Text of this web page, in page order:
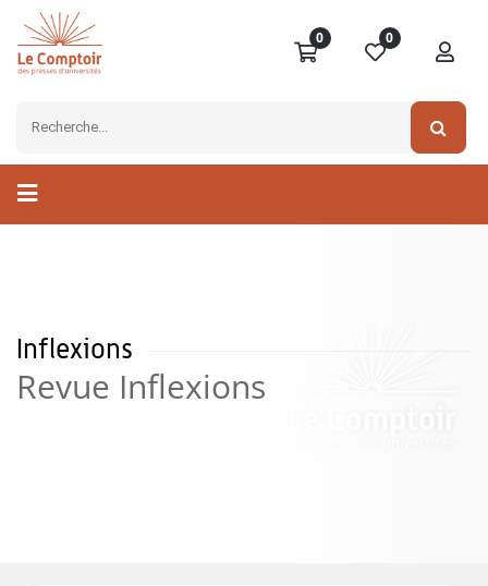
0 0
Inflexions
Revue Inflexions